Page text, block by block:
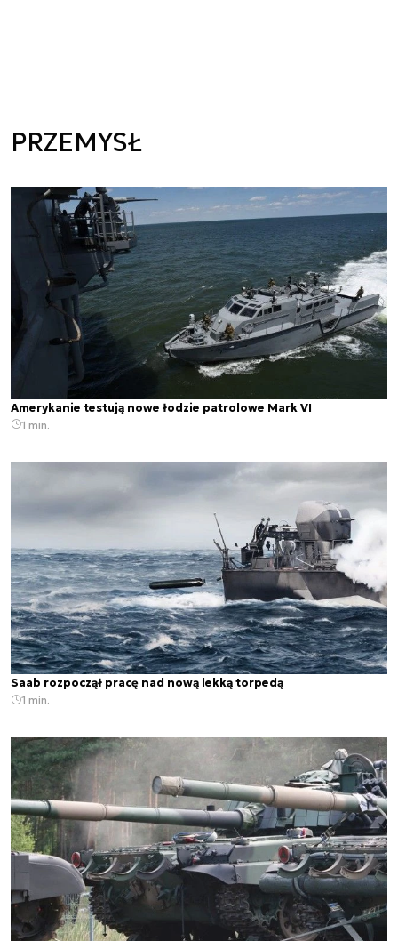
PRZEMYSŁ
Amerykanie testują nowe łodzie patrolowe Mark VI
1 min.
Saab rozpoczął pracę nad nową lekką torpedą
1 min.